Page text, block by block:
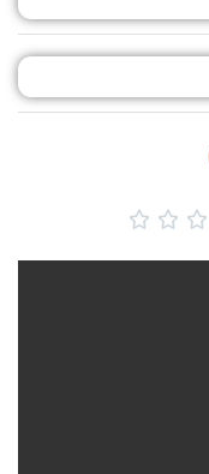


